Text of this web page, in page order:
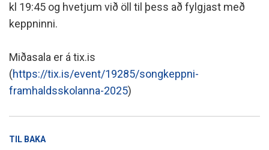
kl 19:45 og hvetjum við öll til þess að fylgjast með
keppninni.
Miðasala er á tix.is
(https://tix.is/event/19285/songkeppni-
framhaldsskolanna-2025)
TIL BAKA